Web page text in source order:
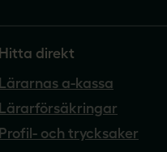
Hitta direkt
Lärarnas a-kassa
Lärarförsäkringar
Profil- och trycksaker